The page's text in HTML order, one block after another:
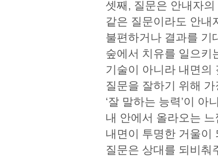
셋째, 질문은 안내자
같은 질문이라도 안
불편하거나 결과를 기
숲에서 치유를 일으키
기술이 아니라 내면의
질문을 잘하기 위해
‘잘 말하는 능력’이 아
내 안에서 올라오는
내면이 투명한 거울이
질문은 상대를 되비춰